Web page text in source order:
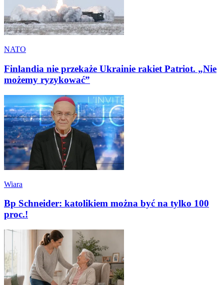
NATO
Finlandia nie przekaże Ukrainie rakiet Patriot. „Nie
możemy ryzykować”
Wiara
Bp Schneider: katolikiem można być na tylko 100
proc.!